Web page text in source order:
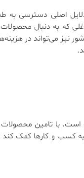
اصلی دسترسی به
که به دنبال محصولات
نیز می‌تواند در
با تامین محصولات
به کسب و کارها کمک